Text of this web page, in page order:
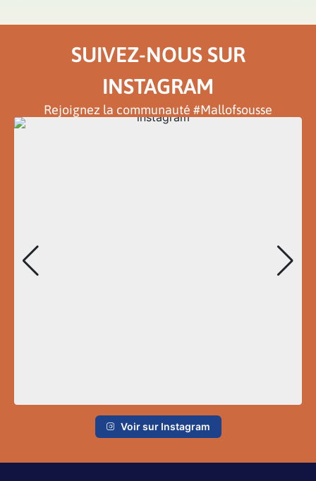
SUIVEZ-NOUS SUR
INSTAGRAM
Rejoignez la communauté #Mallofsousse
Voir sur Instagram